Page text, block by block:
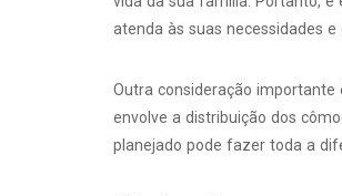
atenda às suas necessidades e
Outra consideração
envolve a distribuição dos
planejado pode fazer toda a